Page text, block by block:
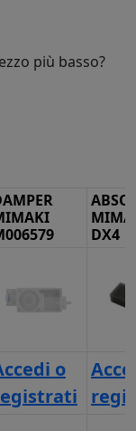
più basso?
DX4
o